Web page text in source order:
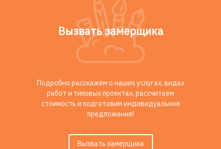
Вызвать замерщика
Подробно расскажем о наших услугах, видах
работ и типовых проектах, рассчитаем
стоимость и подготовим индивидуальное
предложение!
Вызвать замерщика